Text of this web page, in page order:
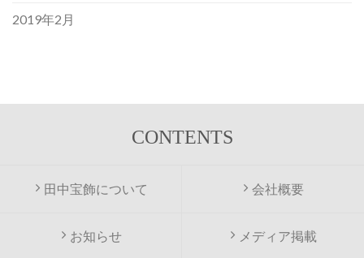
2019年2月
CONTENTS
田中宝飾について 会社概要
お知らせ メディア掲載